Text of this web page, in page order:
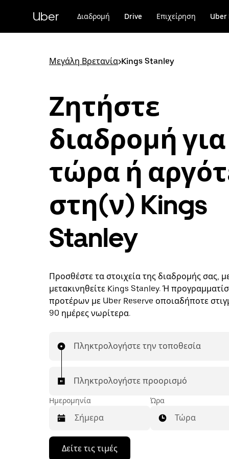
περιεχόμενο
Uber Διαδρομή Drive Επιχείρηση Uber
Μεγάλη Βρετανία>Kings Stanley
Ζητήστε
διαδρομή για
τώρα ή
στη(ν) Kings
Stanley
Προσθέστε τα στοιχεία της διαδρομής σας,
μετακινηθείτε Kings Stanley. Ή
προτέρων με Uber Reserve οποιαδήποτε
90 ημέρες νωρίτερα.
Πληκτρολογήστε την τοποθεσία
Πληκτρολογήστε προορισμό
Ημερομηνία
Πατήστε
Ώρα
Τώρα
Δείτε τις τιμές